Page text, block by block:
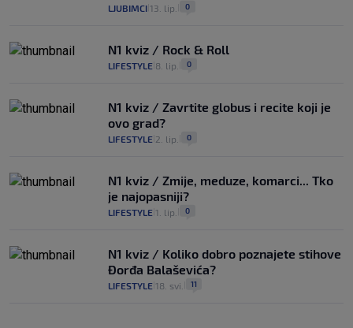
LJUBIMCI 13. lip. 0
N1 kviz / Rock & Roll
LIFESTYLE 8. lip. 0
N1 kviz / Zavrtite globus i recite koji je
ovo grad?
LIFESTYLE 2. lip. 0
N1 kviz / Zmije, meduze, komarci... Tko
je najopasniji?
LIFESTYLE 1. lip. 0
N1 kviz / Koliko dobro poznajete stihove
Đorđa Balaševića?
LIFESTYLE 18. svi. 11